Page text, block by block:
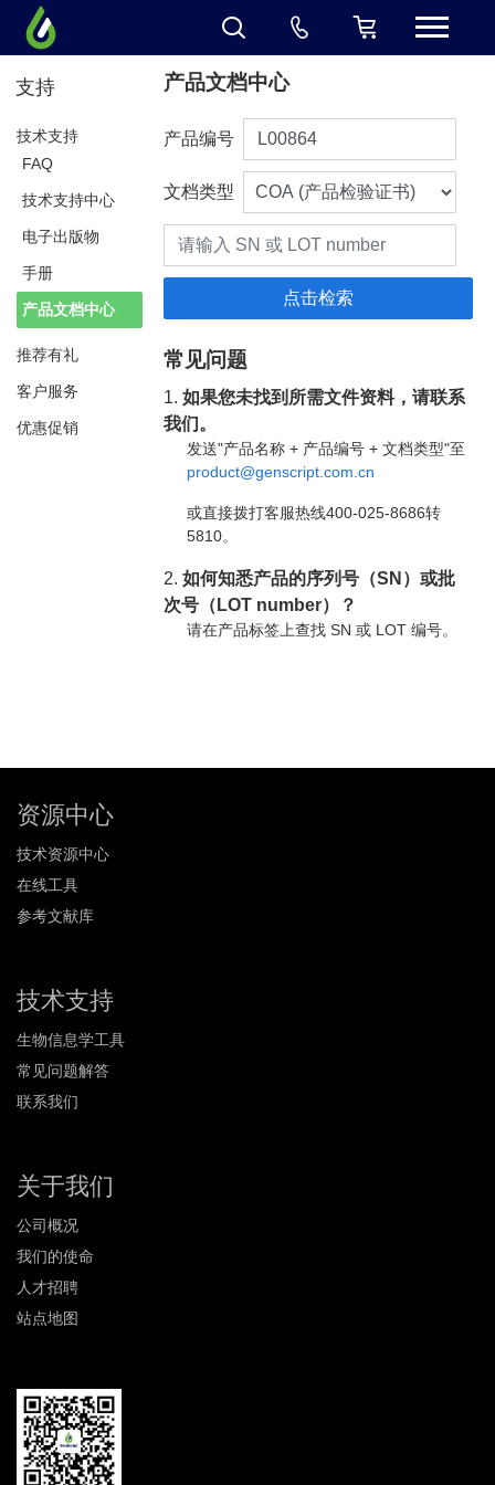
支持
技术支持
FAQ
技术支持中心
电子出版物
手册
产品文档中心
推荐有礼
客户服务
优惠促销
产品文档中心
产品编号
文档类型
常见问题
1.如果您未找到所需文件资料，请联系
我们。
发送"产品名称 + 产品编号 + 文档类型"至
product@genscript.com.cn
或直接拨打客服热线400-025-8686转
5810。
2.如何知悉产品的序列号（SN）或批
次号（LOT number）？
请在产品标签上查找 SN 或 LOT 编号。
资源中心
技术资源中心
在线工具
参考文献库
技术支持
生物信息学工具
常见问题解答
联系我们
关于我们
公司概况
我们的使命
人才招聘
站点地图